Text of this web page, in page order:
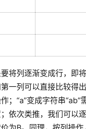
将列逐渐变成行，即
一列可以直接比较得
；“a”变成字符串
依次类推，我们可以